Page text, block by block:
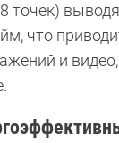
точек)
что
и